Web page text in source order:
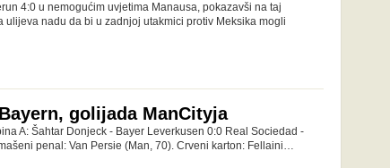
4:0 u nemogućim uvjetima Manausa, pokazavši na taj
ulijeva nadu da bi u zadnjoj utakmici protiv Meksika mogli
golijada ManCityja
A: Šahtar Donjeck - Bayer Leverkusen 0:0 Real Sociedad -
penal: Van Persie (Man, 70). Crveni karton: Fellaini…